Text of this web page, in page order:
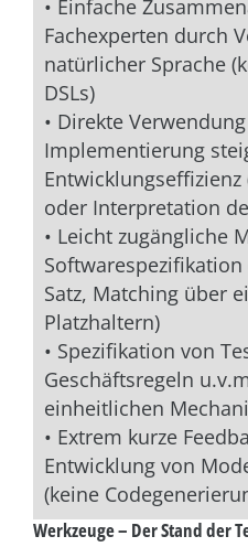
• Einfache
Fachexperten durch
natürlicher Sprache
DSLs)
• Direkte
Implementierung
oder Interpretation
• Leicht zugängliche
Satz, Matching über
Platzhaltern)
• Spezifikation von
Geschäftsregeln
einheitlichen
• Extrem kurze
Entwicklung von
(keine
Werkzeuge – Der Stand der